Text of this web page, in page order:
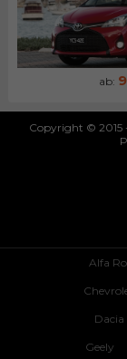
ab:
Copyright © 2015
Alfa
Dacia
Geely